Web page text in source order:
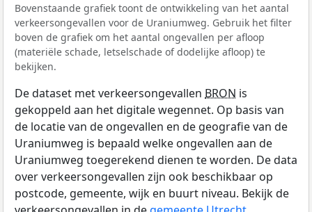
Bovenstaande grafiek toont de ontwikkeling van het aantal
verkeersongevallen voor de Uraniumweg. Gebruik het filter
boven de grafiek om het aantal ongevallen per afloop
(materiële schade, letselschade of dodelijke afloop) te
bekijken.
De dataset met verkeersongevallen BRON is
gekoppeld aan het digitale wegennet. Op basis van
de locatie van de ongevallen en de geografie van de
Uraniumweg is bepaald welke ongevallen aan de
Uraniumweg toegerekend dienen te worden. De data
over verkeersongevallen zijn ook beschikbaar op
postcode, gemeente, wijk en buurt niveau. Bekijk de